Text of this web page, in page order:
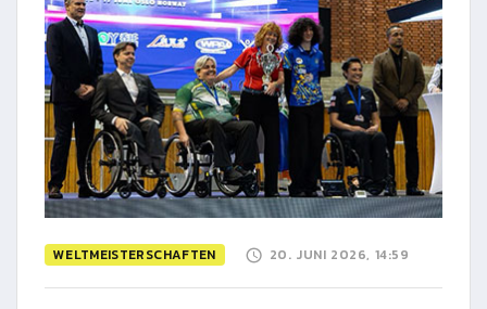
WELTMEISTERSCHAFTEN 20. JUNI 2026, 14:59